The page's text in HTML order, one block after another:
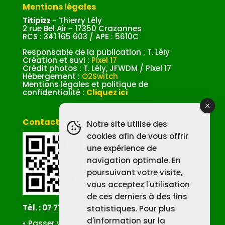
Mentions légales
Titipizz - Thierry Lély
2 rue Bel Air - 17350 Crazannes
RCS : 341 165 603 / APE : 5610C
Responsable de la publication : T. Lély
Création et suvi : Pixel 17
Crédit photos : T. Lély, JFWDM / Pixel 17
Hébergement : O2Switch
Mentions légales et politique de
confidentialité : Cliquez ici
Contacter Titipizz
Tél. : 07 71 08 11 58
Notre site utilise des
cookies afin de vous offrir
une expérience de
navigation optimale. En
poursuivant votre visite,
vous acceptez l'utilisation
de ces derniers à des fins
statistiques. Pour plus
d'information sur la